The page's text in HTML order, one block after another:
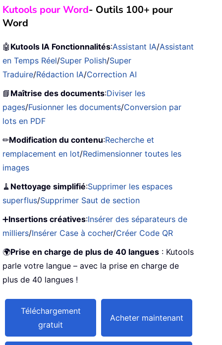
Kutools pour Word- Outils 100+ pour
Word
🤖 Kutools IA Fonctionnalités:Assistant IA/Assistant
en Temps Réel/Super Polish/Super
Traduire/Rédaction IA/Correction AI
📘 Maîtrise des documents:Diviser les
pages/Fusionner les documents/Conversion par
lots en PDF
✏Modification du contenu:Recherche et
remplacement en lot/Redimensionner toutes les
images
🧹 Nettoyage simplifié:Supprimer les espaces
superflus/Supprimer Saut de section
➕Insertions créatives:Insérer des séparateurs de
milliers/Insérer Case à cocher/Créer Code QR
🌍Prise en charge de plus de 40 langues : Kutools
parle votre langue – avec la prise en charge de
plus de 40 langues !
Téléchargement
gratuit
Acheter maintenant